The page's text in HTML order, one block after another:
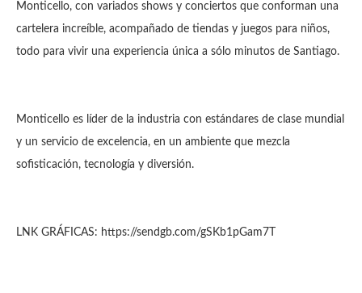
Monticello, con variados shows y conciertos que conforman una
cartelera increíble, acompañado de tiendas y juegos para niños,
todo para vivir una experiencia única a sólo minutos de Santiago.
Monticello es líder de la industria con estándares de clase mundial
y un servicio de excelencia, en un ambiente que mezcla
sofisticación, tecnología y diversión.
LNK GRÁFICAS: https://sendgb.com/gSKb1pGam7T